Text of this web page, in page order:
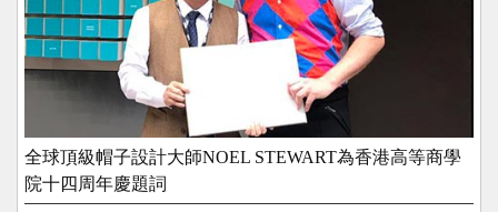
全球頂級帽子設計大師NOEL STEWART為香港高等商學
院十四周年慶題詞